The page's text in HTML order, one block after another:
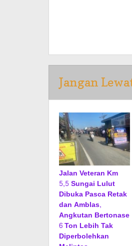
Jangan
Jalan Veteran Km
5,5 Sungai Lulut
Dibuka Pasca Retak
dan Amblas,
Angkutan Bertonase
6 Ton Lebih Tak
Diperbolehkan